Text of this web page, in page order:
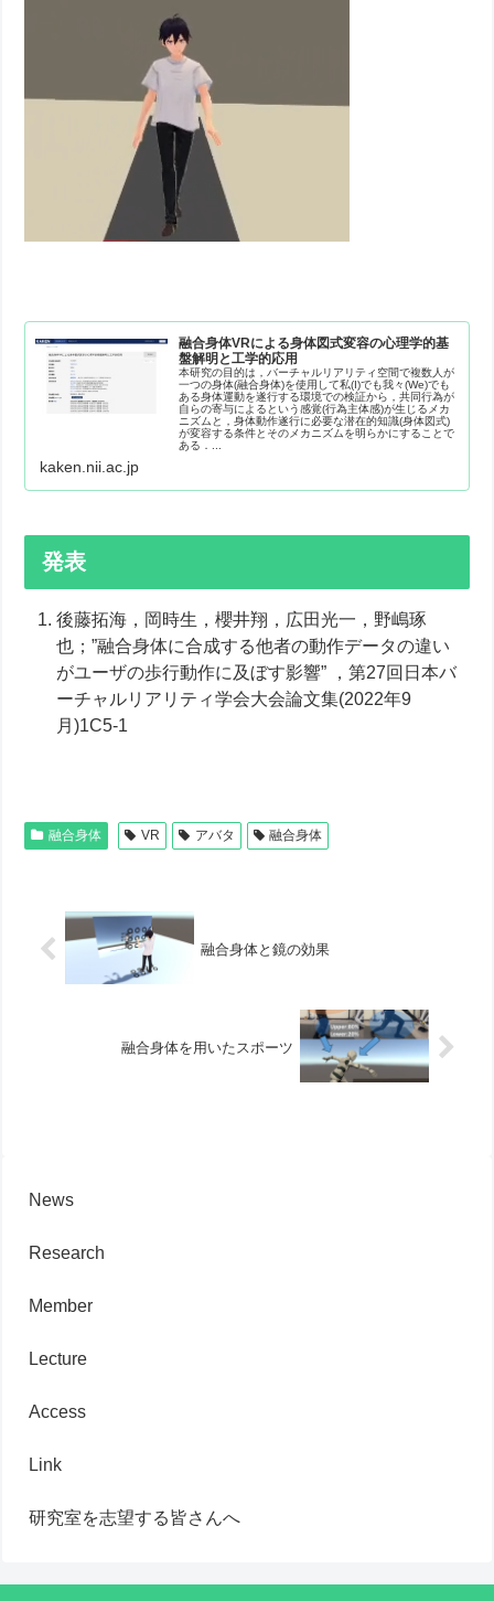
融合身体VRによる身体図式変容の心理学的基
盤解明と工学的応用
本研究の目的は，バーチャルリアリティ空間で複数人が
一つの身体(融合身体)を使用して私(I)でも我々(We)でも
ある身体運動を遂行する環境での検証から，共同行為が
自らの寄与によるという感覚(行為主体感)が生じるメカ
ニズムと，身体動作遂行に必要な潜在的知識(身体図式)
が変容する条件とそのメカニズムを明らかにすることで
ある．...
kaken.nii.ac.jp
発表
後藤拓海，岡時生，櫻井翔，広田光一，野嶋琢
也；”融合身体に合成する他者の動作データの違い
がユーザの歩行動作に及ぼす影響” ，第27回日本バ
ーチャルリアリティ学会大会論文集(2022年9
月)1C5-1
融合身体 VR アバタ 融合身体
融合身体と鏡の効果
融合身体を用いたスポーツ
News
Research
Member
Lecture
Access
Link
研究室を志望する皆さんへ